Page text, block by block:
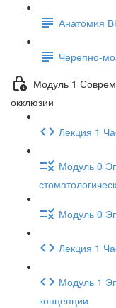
Анатомия
Черепно-
Модуль 1
окклюзии
Лекция 1
Модуль 0
Модуль 0
Лекция 1
Модуль 1
концепции